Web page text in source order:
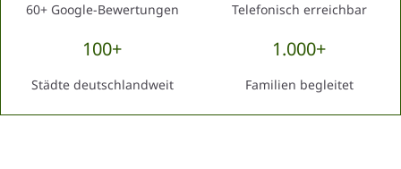
60+ Google-Bewertungen Telefonisch erreichbar
100+
Städte deutschlandweit
1.000+
Familien begleitet